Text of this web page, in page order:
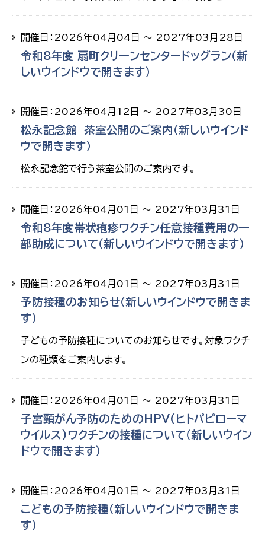
開催日：2026年04月04日 ～ 2027年03月28日
令和8年度 扇町クリーンセンタードッグラン（新
しいウインドウで開きます）
開催日：2026年04月12日 ～ 2027年03月30日
松永記念館 茶室公開のご案内（新しいウインド
ウで開きます）
松永記念館で行う茶室公開のご案内です。
開催日：2026年04月01日 ～ 2027年03月31日
令和8年度帯状疱疹ワクチン任意接種費用の一
部助成について（新しいウインドウで開きます）
開催日：2026年04月01日 ～ 2027年03月31日
予防接種のお知らせ（新しいウインドウで開きま
す）
子どもの予防接種についてのお知らせです。対象ワクチ
ンの種類をご案内します。
開催日：2026年04月01日 ～ 2027年03月31日
子宮頸がん予防のためのHPV(ヒトパピローマ
ウイルス)ワクチンの接種について（新しいウイン
ドウで開きます）
開催日：2026年04月01日 ～ 2027年03月31日
こどもの予防接種（新しいウインドウで開きま
す）